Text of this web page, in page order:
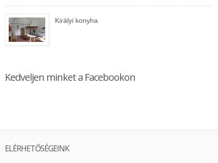
Királyi konyha
Kedveljen minket a Facebookon
ELÉRHETŐSÉGEINK